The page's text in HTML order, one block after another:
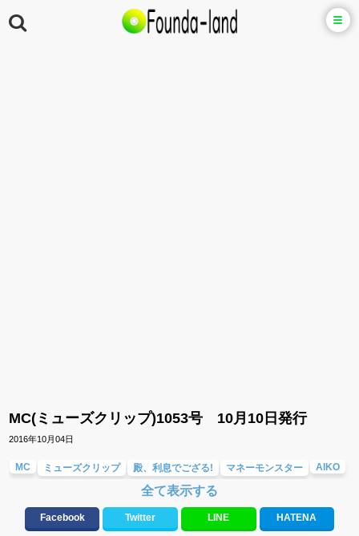
MC(ミューズクリップ)1053号 10月10日発行
2016年10月04日
MC ミューズクリップ 殿、利息でござる! マネーモンスター AIKO
まこみな 上白石萌音
全て表示する
Facebook Twitter LINE HATENA